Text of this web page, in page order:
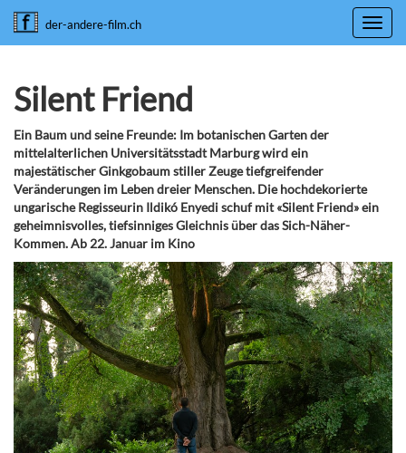
der-andere-film.ch
Silent Friend
Ein Baum und seine Freunde: Im botanischen Garten der
mittelalterlichen Universitätsstadt Marburg wird ein
majestätischer Ginkgobaum stiller Zeuge tiefgreifender
Veränderungen im Leben dreier Menschen. Die hochdekorierte
ungarische Regisseurin Ildikó Enyedi schuf mit «Silent Friend» ein
geheimnisvolles, tiefsinniges Gleichnis über das Sich-Näher-
Kommen. Ab 22. Januar im Kino